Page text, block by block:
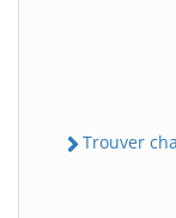
Trouver